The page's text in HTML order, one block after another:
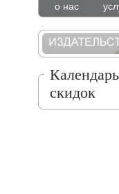
о нас
Календарь
скидок